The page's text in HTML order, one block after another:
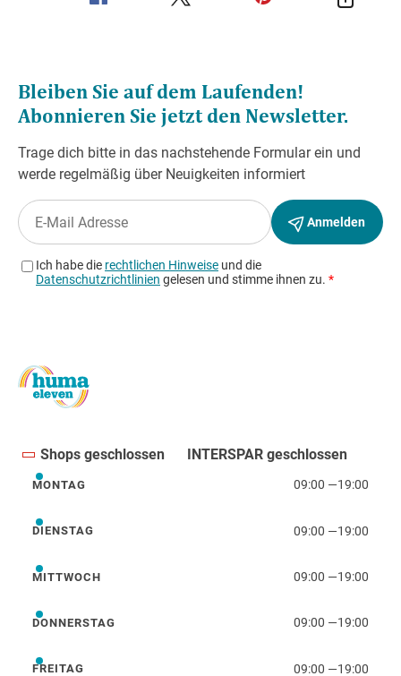
Shops geschlossen INTERSPAR geschlossen
Montag
MONTAG 09:00 —19:00
Dienstag
DIENSTAG 09:00 —19:00
Mittwoch
MITTWOCH 09:00 —19:00
Donnerstag
DONNERSTAG 09:00 —19:00
FREITAG 09:00 —19:00